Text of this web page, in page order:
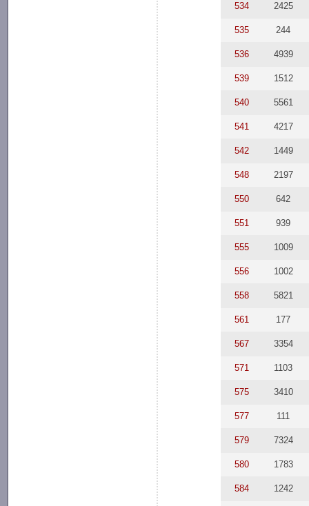
534 2425
535 244
536 4939
539 1512
540 5561
541 4217
542 1449
548 2197
550 642
551 939
555 1009
556 1002
558 5821
561 177
567 3354
571 1103
575 3410
577 111
579 7324
580 1783
584 1242